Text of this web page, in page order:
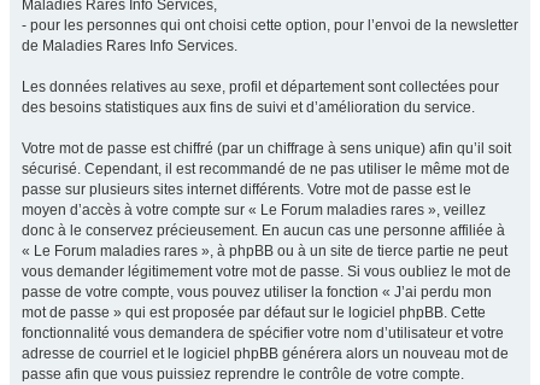
Maladies Rares Info Services,
- pour les personnes qui ont choisi cette option, pour l’envoi de la newsletter
de Maladies Rares Info Services.
Les données relatives au sexe, profil et département sont collectées pour
des besoins statistiques aux fins de suivi et d’amélioration du service.
Votre mot de passe est chiffré (par un chiffrage à sens unique) afin qu’il soit
sécurisé. Cependant, il est recommandé de ne pas utiliser le même mot de
passe sur plusieurs sites internet différents. Votre mot de passe est le
moyen d’accès à votre compte sur « Le Forum maladies rares », veillez
donc à le conservez précieusement. En aucun cas une personne affiliée à
« Le Forum maladies rares », à phpBB ou à un site de tierce partie ne peut
vous demander légitimement votre mot de passe. Si vous oubliez le mot de
passe de votre compte, vous pouvez utiliser la fonction « J’ai perdu mon
mot de passe » qui est proposée par défaut sur le logiciel phpBB. Cette
fonctionnalité vous demandera de spécifier votre nom d’utilisateur et votre
adresse de courriel et le logiciel phpBB générera alors un nouveau mot de
passe afin que vous puissiez reprendre le contrôle de votre compte.